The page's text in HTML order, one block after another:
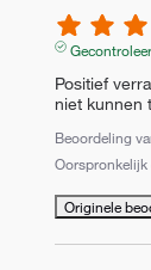
Positief
niet kunnen
Beoordeling
Originele